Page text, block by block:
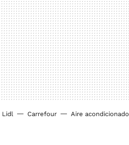
Lidl Carrefour Aire acondicionado